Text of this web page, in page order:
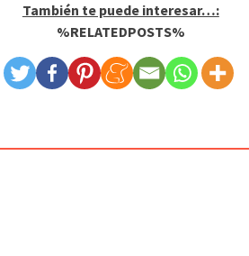
También te puede interesar…:
%RELATEDPOSTS%